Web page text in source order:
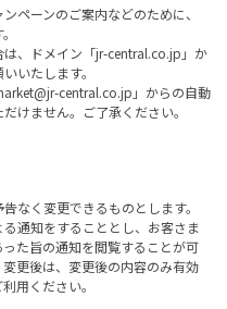
ペーンのご案内などのために、
、ドメイン「jr-central.co.jp」か
いたします。
central.co.jp」からの自動
けません。ご了承ください。
なく変更できるものとします。
通知をすることとし、お客さま
た旨の通知を閲覧することが可
更後は、変更後の内容のみ有効
用ください。